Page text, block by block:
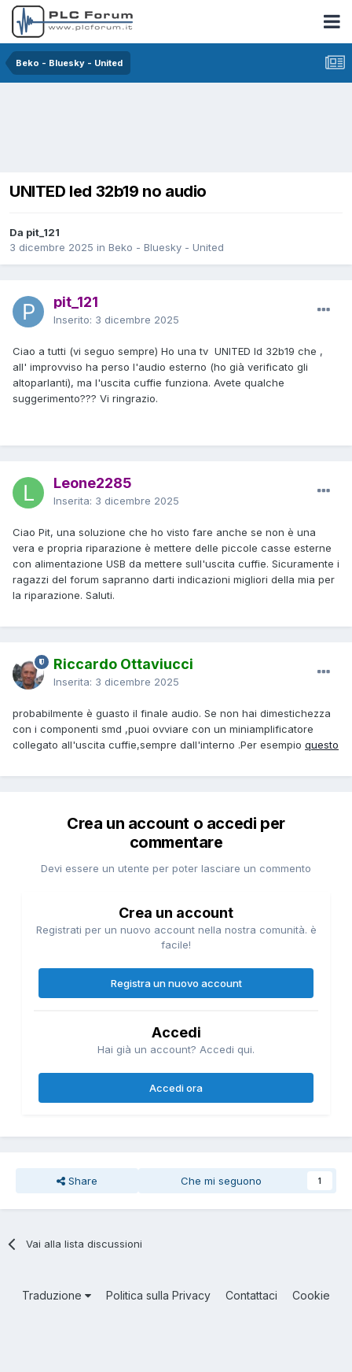
Beko - Bluesky - United
UNITED led 32b19 no audio
Da pit_121
3 dicembre 2025 in Beko - Bluesky - United
pit_121
Inserito: 3 dicembre 2025
Ciao a tutti (vi seguo sempre) Ho una tv UNITED ld 32b19 che ,
all' improvviso ha perso l'audio esterno (ho già verificato gli
altoparlanti), ma l'uscita cuffie funziona. Avete qualche
suggerimento??? Vi ringrazio.
Leone2285
Inserita: 3 dicembre 2025
Ciao Pit, una soluzione che ho visto fare anche se non è una
vera e propria riparazione è mettere delle piccole casse esterne
con alimentazione USB da mettere sull'uscita cuffie. Sicuramente i
ragazzi del forum sapranno darti indicazioni migliori della mia per
la riparazione. Saluti.
Riccardo Ottaviucci
Inserita: 3 dicembre 2025
probabilmente è guasto il finale audio. Se non hai dimestichezza
con i componenti smd ,puoi ovviare con un miniamplificatore
collegato all'uscita cuffie,sempre dall'interno .Per esempio questo
Crea un account o accedi per
commentare
Devi essere un utente per poter lasciare un commento
Crea un account
Registrati per un nuovo account nella nostra comunità. è
facile!
Registra un nuovo account
Accedi
Hai già un account? Accedi qui.
Accedi ora
Share Che mi seguono 1
Vai alla lista discussioni
Traduzione Politica sulla Privacy Contattaci Cookie